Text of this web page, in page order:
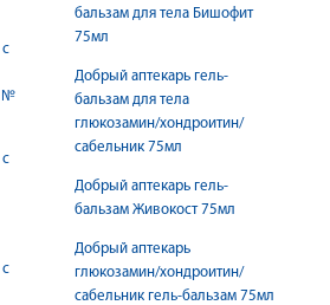
№
бальзам для тела Бишофит
75мл
Добрый аптекарь гель-
бальзам для тела
глюкозамин/хондроитин/
сабельник 75мл
Добрый аптекарь гель-
бальзам Живокост 75мл
Добрый аптекарь
глюкозамин/хондроитин/
сабельник гель-бальзам 75мл